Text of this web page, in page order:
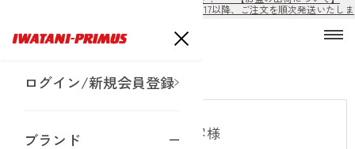
8/10から8/16の期間は出荷休止となります。8/17以降、ご注文を順次発送いたしま
ログイン/新規会員登録
ブランド
ログイン
会員のお客様